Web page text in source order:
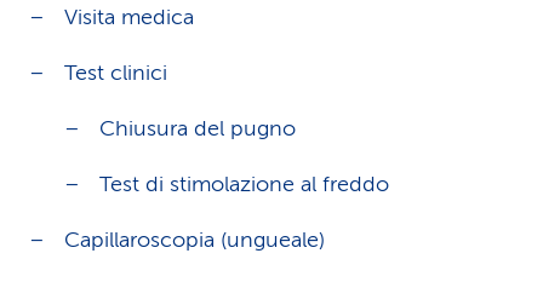
Visita medica
Test clinici
Chiusura del pugno
Test di stimolazione al freddo
Capillaroscopia (ungueale)